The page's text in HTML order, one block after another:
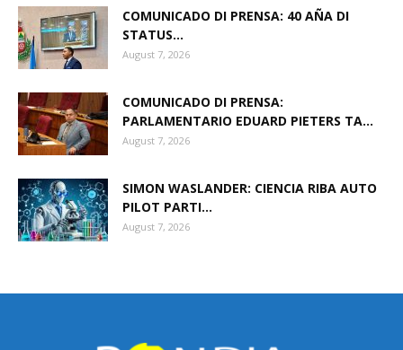
Aruba
COMUNICADO DI PRENSA: 40 AÑA DI
STATUS...
August 7, 2026
COMUNICADO DI PRENSA:
PARLAMENTARIO EDUARD PIETERS TA...
August 7, 2026
SIMON WASLANDER: CIENCIA RIBA AUTO
PILOT PARTI...
August 7, 2026